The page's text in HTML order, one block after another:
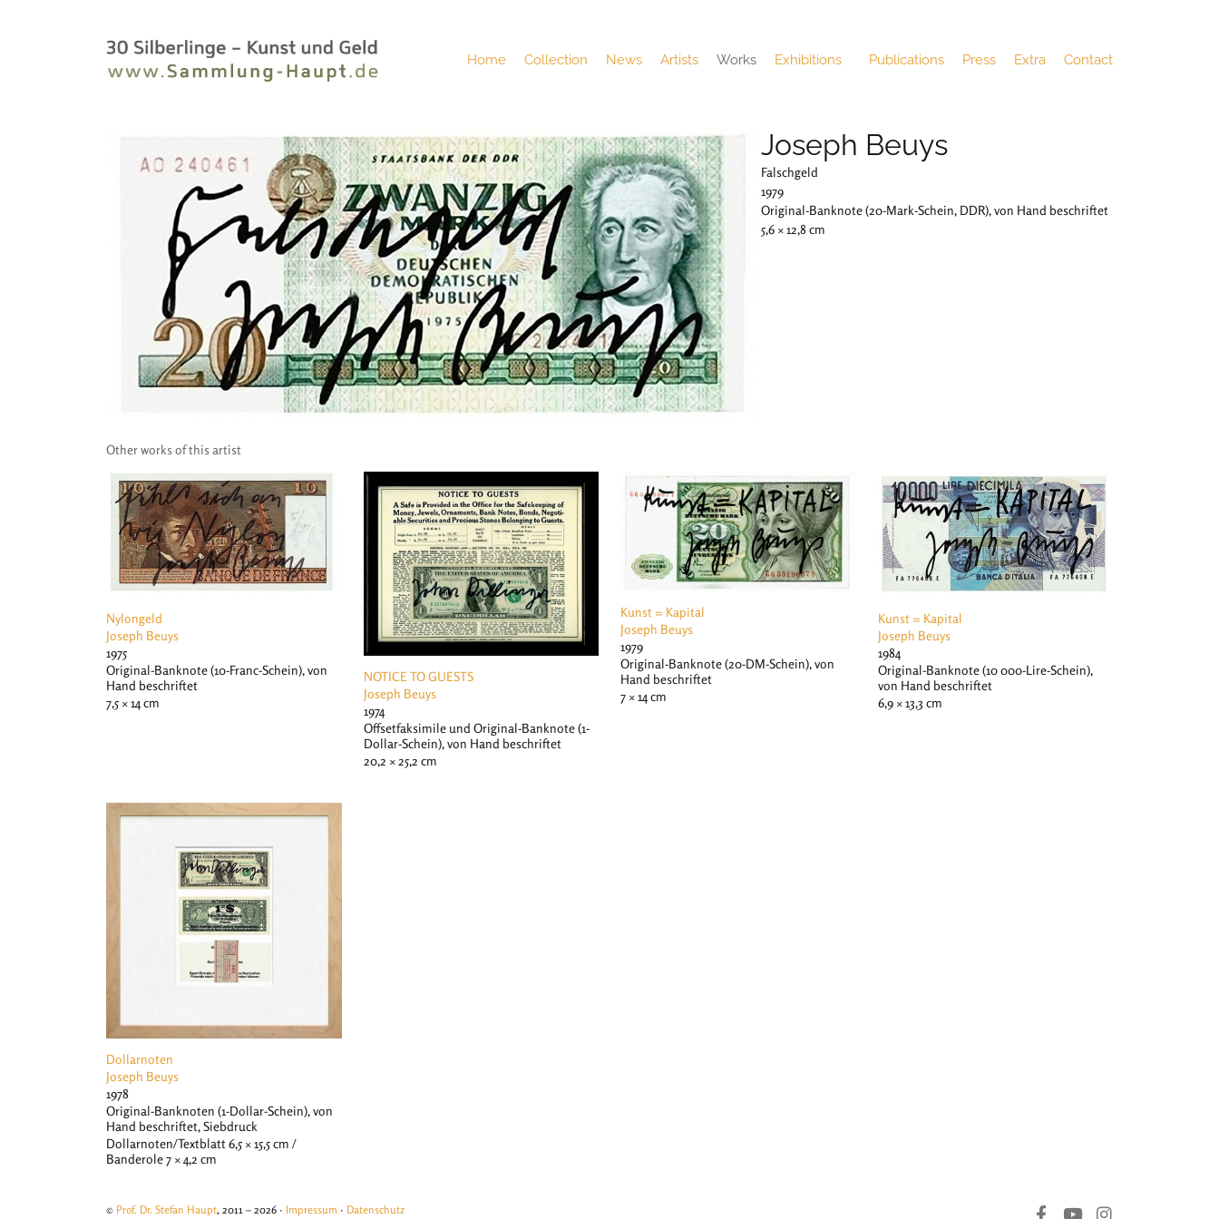
Home Collection News Artists Works Exhibitions Publications Press Extra Contact
Joseph Beuys
Falschgeld
1979
Original-Banknote (20-Mark-Schein, DDR), von Hand beschriftet
5,6 × 12,8 cm
Other works of this artist
Nylongeld
Joseph Beuys
1975
Original-Banknote (10-Franc-Schein), von
Hand beschriftet
7,5 × 14 cm
NOTICE TO GUESTS
Joseph Beuys
1974
Offsetfaksimile und Original-Banknote (1-
Dollar-Schein), von Hand beschriftet
20,2 × 25,2 cm
Kunst = Kapital
Joseph Beuys
1979
Original-Banknote (20-DM-Schein), von
Hand beschriftet
7 × 14 cm
Kunst = Kapital
Joseph Beuys
1984
Original-Banknote (10 000-Lire-Schein),
von Hand beschriftet
6,9 × 13,3 cm
Dollarnoten
Joseph Beuys
1978
Original-Banknoten (1-Dollar-Schein), von
Hand beschriftet, Siebdruck
Dollarnoten/Textblatt 6,5 × 15,5 cm /
Banderole 7 × 4,2 cm
© Prof. Dr. Stefan Haupt, 2011 – 2026 · Impressum · Datenschutz